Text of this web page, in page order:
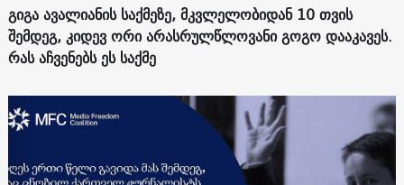
გიგა ავალიანის საქმეზე, მკვლელობიდან 10 თვის
შემდეგ, კიდევ ორი არასრულწლოვანი გოგო დააკავეს.
რას აჩვენებს ეს საქმე